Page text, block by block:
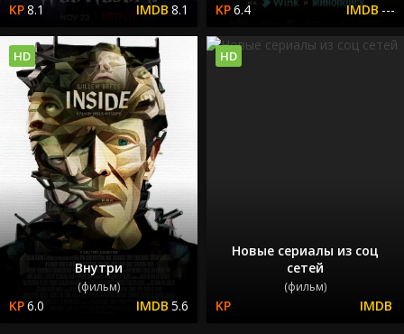
8.1 8.1 6.4 ---
Внутри
(фильм)
6.0 5.6
HD
Новые сериалы из соц
сетей
(фильм)
HD